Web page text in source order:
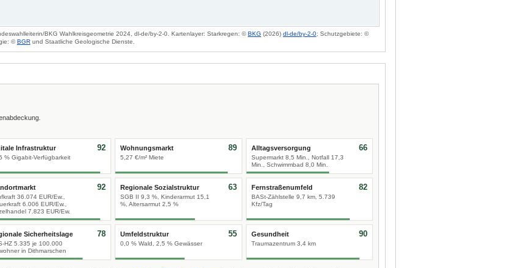
BKG Wahlkreisgeometrie 2024, dl-de/by-2-0. Kartenlayer: Starkregen: ©BKG (2026) dl-de/by-2-0; Schutzgebiete: ©
©BGR und Staatliche Geologische Dienste.
Infrastruktur
% Gigabit-Verfügbarkeit
92 Wohnungsmarkt
5,27 €/m² Miete
89 Alltagsversorgung
Supermarkt 8,5 Min., Notfall 17,3
Min., Schwimmbad 8,0 Min.
66
36.074 EUR/Ew.,
6.006 EUR/Ew.,
7.823 EUR/Ew.
92 Regionale Sozialstruktur
SGB II 9,3 %, Kinderarmut 15,1
%, Altersarmut 2,5 %
63 Fernstraßenumfeld
BASt-Zählstelle 9,7 km, 5.739
Kfz/Tag
82
Sicherheitslage
HZ 5.335 je 100.000
in Dithmarschen
78 Umfeldstruktur
0,0 % Wald, 2,5 % Gewässer
55 Gesundheit
Traumazentrum 3,4 km
90